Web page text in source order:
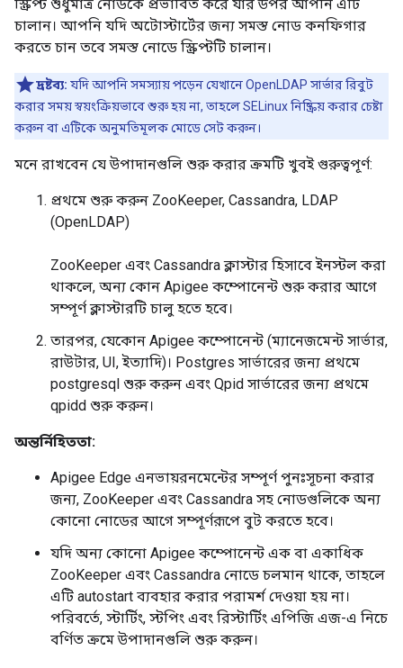
স্ক্রিপ্ট শুধুমাত্র নোডকে প্রভাবিত করে যার উপর আপনি এটি
চালান। আপনি যদি অটোস্টার্টের জন্য সমস্ত নোড কনফিগার
করতে চান তবে সমস্ত নোডে স্ক্রিপ্টটি চালান।
দ্রষ্টব্য: যদি আপনি সমস্যায় পড়েন যেখানে OpenLDAP সার্ভার রিবুট
করার সময় স্বয়ংক্রিয়ভাবে শুরু হয় না, তাহলে SELinux নিষ্ক্রিয় করার চেষ্টা
করুন বা এটিকে অনুমতিমূলক মোডে সেট করুন।
মনে রাখবেন যে উপাদানগুলি শুরু করার ক্রমটি খুবই গুরুত্বপূর্ণ:
প্রথমে শুরু করুন ZooKeeper, Cassandra, LDAP
(OpenLDAP)
ZooKeeper এবং Cassandra ক্লাস্টার হিসাবে ইনস্টল করা
থাকলে, অন্য কোন Apigee কম্পোনেন্ট শুরু করার আগে
সম্পূর্ণ ক্লাস্টারটি চালু হতে হবে।
তারপর, যেকোন Apigee কম্পোনেন্ট (ম্যানেজমেন্ট সার্ভার,
রাউটার, UI, ইত্যাদি)। Postgres সার্ভারের জন্য প্রথমে
postgresql শুরু করুন এবং Qpid সার্ভারের জন্য প্রথমে
qpidd শুরু করুন।
অন্তর্নিহিততা:
Apigee Edge এনভায়রনমেন্টের সম্পূর্ণ পুনঃসূচনা করার
জন্য, ZooKeeper এবং Cassandra সহ নোডগুলিকে অন্য
কোনো নোডের আগে সম্পূর্ণরূপে বুট করতে হবে।
যদি অন্য কোনো Apigee কম্পোনেন্ট এক বা একাধিক
ZooKeeper এবং Cassandra নোডে চলমান থাকে, তাহলে
এটি autostart ব্যবহার করার পরামর্শ দেওয়া হয় না।
পরিবর্তে, স্টার্টিং, স্টপিং এবং রিস্টার্টিং এপিজি এজ-এ নিচে
বর্ণিত ক্রমে উপাদানগুলি শুরু করুন।